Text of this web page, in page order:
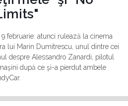
februarie: atunci rulează la cinema
lui Marin Dumitrescu, unul dintre cei
despre Alessandro Zanardi, pilotul
după ce şi-a pierdut ambele